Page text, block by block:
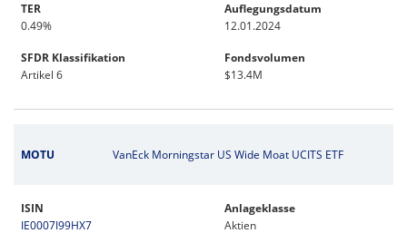
TER
0.49%
Auflegungsdatum
12.01.2024
SFDR Klassifikation
Artikel 6
Fondsvolumen
$13.4M
MOTU VanEck Morningstar US Wide Moat UCITS ETF
ISIN
IE0007I99HX7
Anlageklasse
Aktien